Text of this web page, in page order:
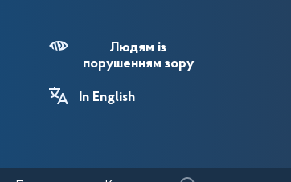
Людям із
порушенням зору
In English